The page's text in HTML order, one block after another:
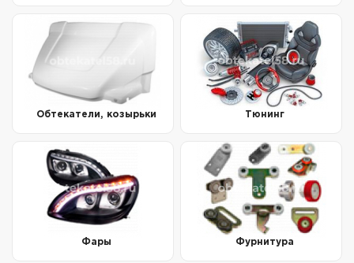
Обтекатели, козырьки Тюнинг
Фары Фурнитура